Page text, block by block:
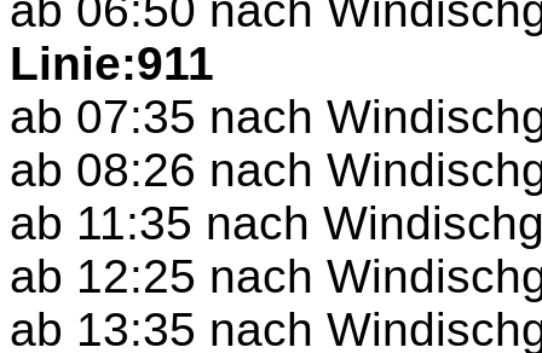
Linie:911
ab 07:35 nach
ab 08:26 nach
ab 11:35 nach
ab 12:25 nach
ab 13:35 nach